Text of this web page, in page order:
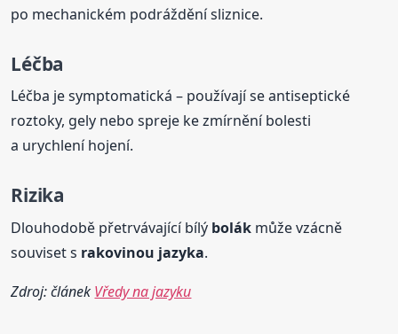
po mechanickém podráždění sliznice.
Léčba
Léčba je symptomatická – používají se antiseptické
roztoky, gely nebo spreje ke zmírnění bolesti
a urychlení hojení.
Rizika
Dlouhodobě přetrvávající bílý bolák může vzácně
souviset s rakovinou jazyka.
Zdroj: článek Vředy na jazyku